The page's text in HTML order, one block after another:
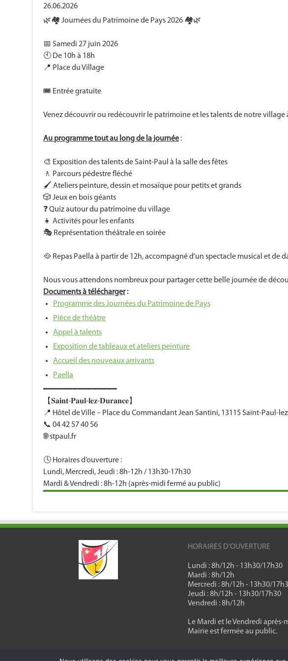
26.06.2026
🌿🏘️ Journées du Patrimoine de Pays 2026 🏘️🌿
📅 Samedi 27 juin 2026
🕙 De 10h à 18h
📍 Place du Village
🎟️ Entrée gratuite
Venez découvrir ou redécouvrir le patrimoine et les talents de notre village
Au programme tout au long de la journée :
🎨 Exposition des talents de Saint-Paul à la salle des fêtes
🚶 Parcours pédestre fléché
🖌️ Ateliers peinture, dessin et mosaïque pour petits et grands
🎲 Jeux en bois géants
❓ Quiz autour du patrimoine du village
👧 Activités pour les enfants
🎭 Représentation théâtrale en soirée
🥘 Repas Paella à partir de 12h, accompagné d’un spectacle musical et de
Nous vous attendons nombreux pour partager cette belle journée de
Documents à télécharger:
Programme des Journées du Patrimoine de Pays
Pièce de théâtre
Appel à talents
Exposition de tableaux et ateliers peinture
Accueil des nouveaux arrivants
Paella
━━━━━━━━━━━━━━━
【𝐒𝐚𝐢𝐧𝐭-𝐏𝐚𝐮𝐥-𝐥𝐞𝐳-𝐃𝐮𝐫𝐚𝐧𝐜𝐞】
📍 Hôtel de Ville – Place du Commandant Jean Santini, 13115 Saint-Paul-
📞 04 42 57 40 56
🌐 stpaul.fr
🕓 Horaires d’ouverture :
Lundi, Mercredi, Jeudi : 8h-12h / 13h30-17h30
Mardi & Vendredi : 8h-12h (après-midi fermé au public)
HORAIRES D’OUVERTURE
Lundi : 8h/12h - 13h30/17h30
Mardi : 8h/12h
Mercredi : 8h/12h - 13h30/
Jeudi : 8h/12h - 13h30/17h30
Vendredi : 8h/12h
Le Mardi et le Vendredi après-
Mairie est fermée au public.